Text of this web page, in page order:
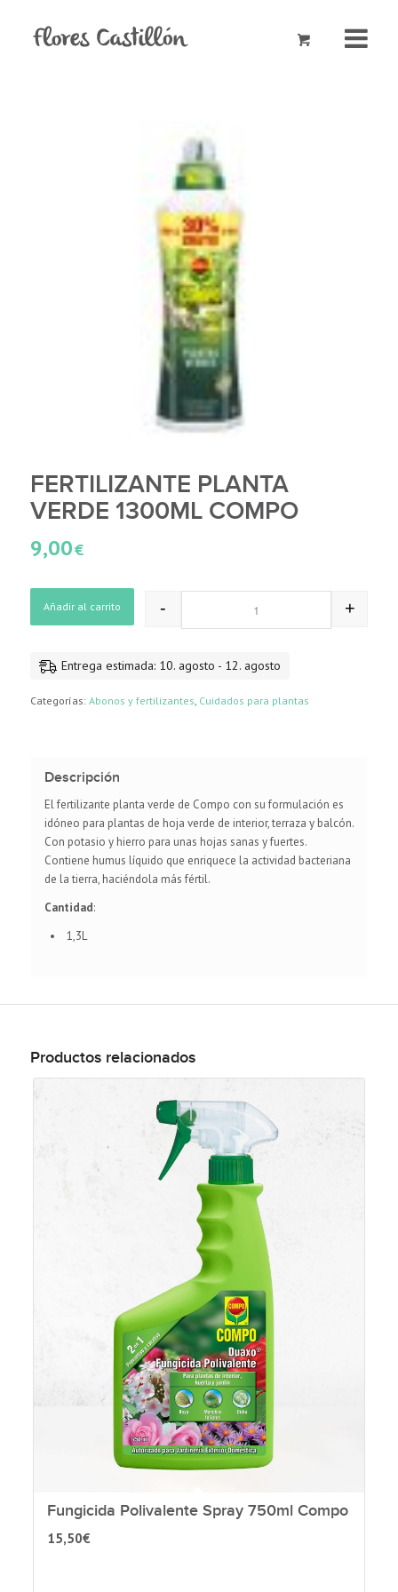
FERTILIZANTE PLANTA
VERDE 1300ML COMPO
9,00€
- +
Añadir al carrito
Entrega estimada: 10. agosto - 12. agosto
Categorías: Abonos y fertilizantes, Cuidados para plantas
Descripción
El fertilizante planta verde de Compo con su formulación es
idóneo para plantas de hoja verde de interior, terraza y balcón.
Con potasio y hierro para unas hojas sanas y fuertes.
Contiene humus líquido que enriquece la actividad bacteriana
de la tierra, haciéndola más fértil.
Cantidad:
1,3L
Productos relacionados
Fungicida Polivalente Spray 750ml Compo
15,50€